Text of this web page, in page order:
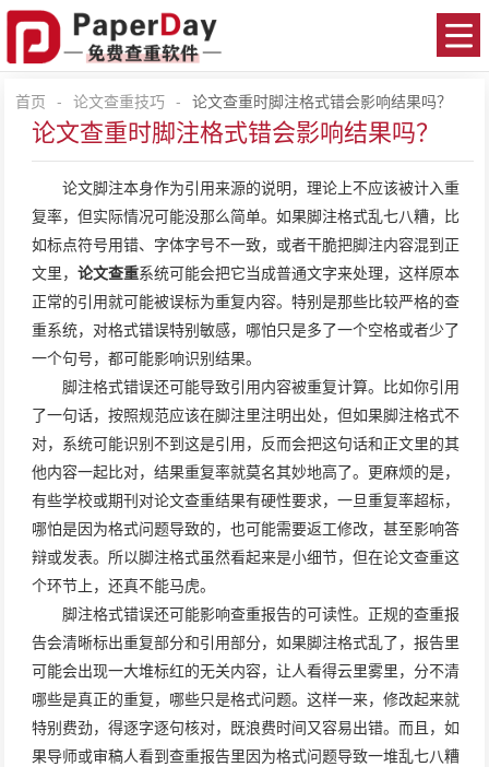
首页 - 论文查重技巧 - 论文查重时脚注格式错会影响结果吗？
论文查重时脚注格式错会影响结果吗？
论文脚注本身作为引用来源的说明，理论上不应该被计入重
复率，但实际情况可能没那么简单。如果脚注格式乱七八糟，比
如标点符号用错、字体字号不一致，或者干脆把脚注内容混到正
文里，论文查重系统可能会把它当成普通文字来处理，这样原本
正常的引用就可能被误标为重复内容。特别是那些比较严格的查
重系统，对格式错误特别敏感，哪怕只是多了一个空格或者少了
一个句号，都可能影响识别结果。
脚注格式错误还可能导致引用内容被重复计算。比如你引用
了一句话，按照规范应该在脚注里注明出处，但如果脚注格式不
对，系统可能识别不到这是引用，反而会把这句话和正文里的其
他内容一起比对，结果重复率就莫名其妙地高了。更麻烦的是，
有些学校或期刊对论文查重结果有硬性要求，一旦重复率超标，
哪怕是因为格式问题导致的，也可能需要返工修改，甚至影响答
辩或发表。所以脚注格式虽然看起来是小细节，但在论文查重这
个环节上，还真不能马虎。
脚注格式错误还可能影响查重报告的可读性。正规的查重报
告会清晰标出重复部分和引用部分，如果脚注格式乱了，报告里
可能会出现一大堆标红的无关内容，让人看得云里雾里，分不清
哪些是真正的重复，哪些只是格式问题。这样一来，修改起来就
特别费劲，得逐字逐句核对，既浪费时间又容易出错。而且，如
果导师或审稿人看到查重报告里因为格式问题导致一堆乱七八糟